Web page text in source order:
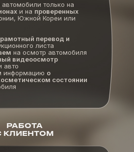
РАБОТА
КЛИЕНТОМ
только на
и на проверенных
Южной Кореи или
перевод и
листа
на осмотр автомобиля
видеоосмотр
авто
информацию о
состоянии